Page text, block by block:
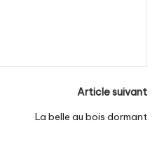
Article suivant
La belle au bois dormant